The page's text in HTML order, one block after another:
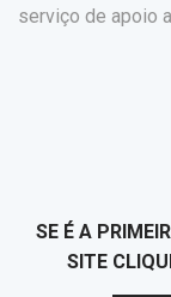
serviço de apoio
SE É A
SITE